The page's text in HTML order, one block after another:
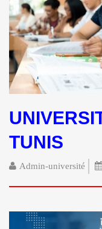
TUNIS
Admin-université